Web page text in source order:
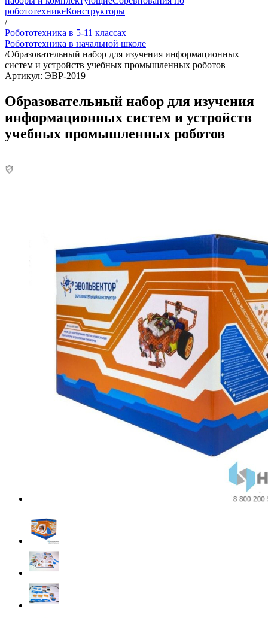
робототехникеКонструкторы
/
Робототехника в 5-11 классах
Робототехника в начальной школе
/Образовательный набор для изучения информационных
систем и устройств учебных промышленных роботов
Артикул: ЭВР-2019
Образовательный набор для изучения
информационных систем и устройств
учебных промышленных роботов